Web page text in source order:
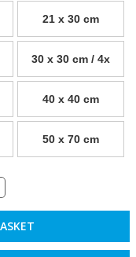
21 x 30 cm
30 x 30 cm / 4x
40 x 40 cm
50 x 70 cm